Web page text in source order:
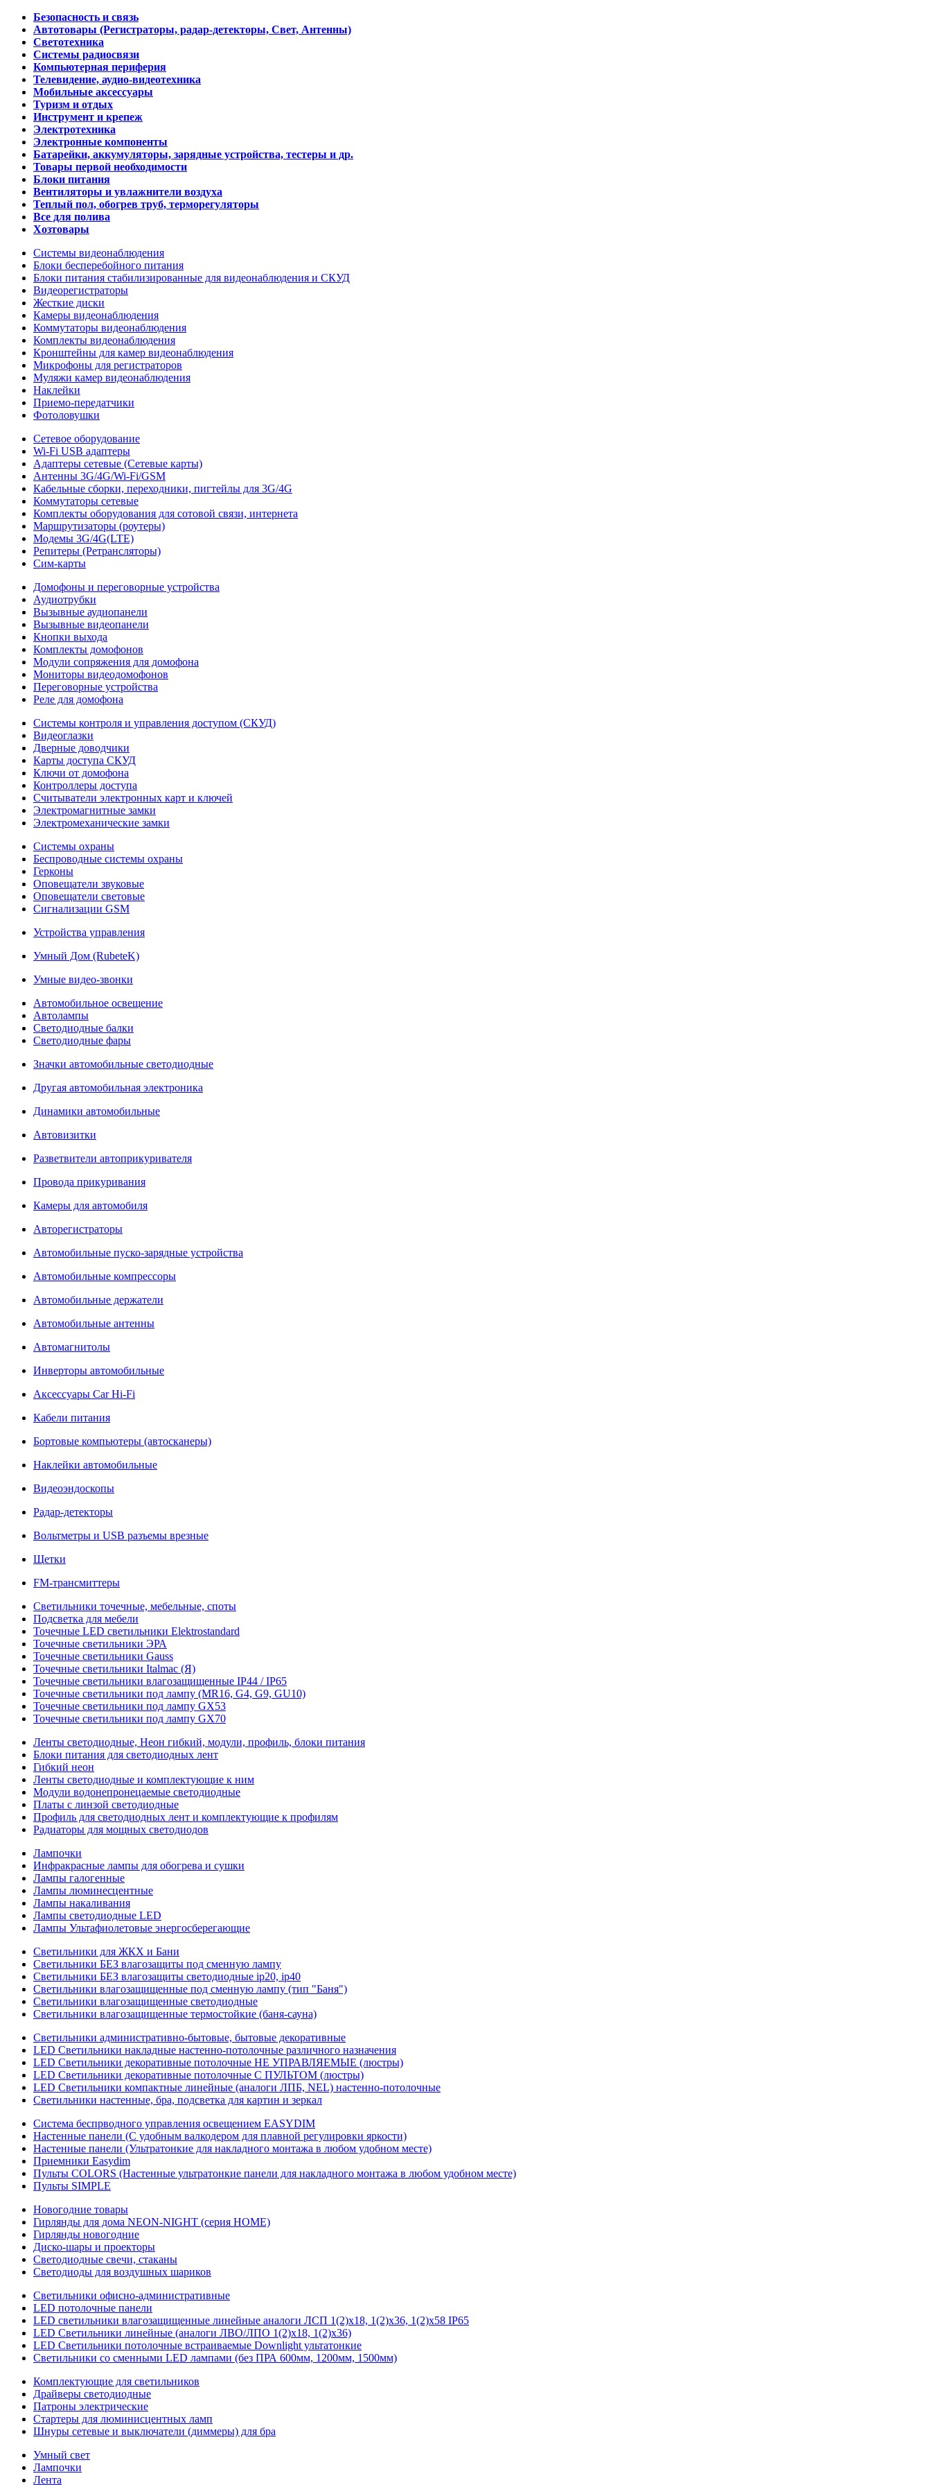
Безопасность и связь
Автотовары (Регистраторы, радар-детекторы, Свет, Антенны)
Светотехника
Системы радиосвязи
Компьютерная периферия
Телевидение, аудио-видеотехника
Мобильные аксессуары
Туризм и отдых
Инструмент и крепеж
Электротехника
Электронные компоненты
Батарейки, аккумуляторы, зарядные устройства, тестеры и др.
Товары первой необходимости
Блоки питания
Вентиляторы и увлажнители воздуха
Теплый пол, обогрев труб, терморегуляторы
Все для полива
Хозтовары
Системы видеонаблюдения
Блоки бесперебойного питания
Блоки питания стабилизированные для видеонаблюдения и СКУД
Видеорегистраторы
Жесткие диски
Камеры видеонаблюдения
Коммутаторы видеонаблюдения
Комплекты видеонаблюдения
Кронштейны для камер видеонаблюдения
Микрофоны для регистраторов
Муляжи камер видеонаблюдения
Наклейки
Приемо-передатчики
Фотоловушки
Сетевое оборудование
Wi-Fi USB адаптеры
Адаптеры сетевые (Сетевые карты)
Антенны 3G/4G/Wi-Fi/GSM
Кабельные сборки, переходники, пигтейлы для 3G/4G
Коммутаторы сетевые
Комплекты оборудования для сотовой связи, интернета
Маршрутизаторы (роутеры)
Модемы 3G/4G(LTE)
Репитеры (Ретрансляторы)
Сим-карты
Домофоны и переговорные устройства
Аудиотрубки
Вызывные аудиопанели
Вызывные видеопанели
Кнопки выхода
Комплекты домофонов
Модули сопряжения для домофона
Мониторы видеодомофонов
Переговорные устройства
Реле для домофона
Системы контроля и управления доступом (СКУД)
Видеоглазки
Дверные доводчики
Карты доступа СКУД
Ключи от домофона
Контроллеры доступа
Считыватели электронных карт и ключей
Электромагнитные замки
Электромеханические замки
Системы охраны
Беспроводные системы охраны
Герконы
Оповещатели звуковые
Оповещатели световые
Сигнализации GSM
Устройства управления
Умный Дом (RubeteK)
Умные видео-звонки
Автомобильное освещение
Автолампы
Светодиодные балки
Светодиодные фары
Значки автомобильные светодиодные
Другая автомобильная электроника
Динамики автомобильные
Автовизитки
Разветвители автоприкуривателя
Провода прикуривания
Камеры для автомобиля
Авторегистраторы
Автомобильные пуско-зарядные устройства
Автомобильные компрессоры
Автомобильные держатели
Автомобильные антенны
Автомагнитолы
Инверторы автомобильные
Аксессуары Car Hi-Fi
Кабели питания
Бортовые компьютеры (автосканеры)
Наклейки автомобильные
Видеоэндоскопы
Радар-детекторы
Вольтметры и USB разъемы врезные
Щетки
FM-трансмиттеры
Светильники точечные, мебельные, споты
Подсветка для мебели
Точечные LED светильники Elektrostandard
Точечные светильники ЭРА
Точечные светильники Gauss
Точечные светильники Italmac (Я)
Точечные светильники влагозащищенные IP44 / IP65
Точечные светильники под лампу (MR16, G4, G9, GU10)
Точечные светильники под лампу GX53
Точечные светильники под лампу GX70
Ленты светодиодные, Неон гибкий, модули, профиль, блоки питания
Блоки питания для светодиодных лент
Гибкий неон
Ленты светодиодные и комплектующие к ним
Модули водонепронецаемые светодиодные
Платы с линзой светодиодные
Профиль для светодиодных лент и комплектующие к профилям
Радиаторы для мощных светодиодов
Лампочки
Инфракрасные лампы для обогрева и сушки
Лампы галогенные
Лампы люминесцентные
Лампы накаливания
Лампы светодиодные LED
Лампы Ультафиолетовые энергосберегающие
Светильники для ЖКХ и Бани
Светильники БЕЗ влагозащиты под сменную лампу
Светильники БЕЗ влагозащиты светодиодные ip20, ip40
Светильники влагозащищенные под сменную лампу (тип "Баня")
Светильники влагозащищенные светодиодные
Светильники влагозащищенные термостойкие (баня-сауна)
Светильники административно-бытовые, бытовые декоративные
LED Cветильники накладные настенно-потолочные различного назначения
LED Светильники декоративные потолочные НЕ УПРАВЛЯЕМЫЕ (люстры)
LED Светильники декоративные потолочные С ПУЛЬТОМ (люстры)
LED Светильники компактные линейные (аналоги ЛПБ, NEL) настенно-потолочные
Светильники настенные, бра, подсветка для картин и зеркал
Система беспрводного управления освещением EASYDIM
Настенные панели (С удобным валкодером для плавной регулировки яркости)
Настенные панели (Ультратонкие для накладного монтажа в любом удобном месте)
Приемники Easydim
Пульты COLORS (Настенные ультратонкие панели для накладного монтажа в любом удобном месте)
Пульты SIMPLE
Новогодние товары
Гирлянды для дома NEON-NIGHT (серия HOME)
Гирлянды новогодние
Диско-шары и проекторы
Светодиодные свечи, стаканы
Светодиоды для воздушных шариков
Светильники офисно-административные
LED потолочные панели
LED светильники влагозащищенные линейные аналоги ЛСП 1(2)х18, 1(2)х36, 1(2)х58 IP65
LED Светильники линейные (аналоги ЛВО/ЛПО 1(2)х18, 1(2)х36)
LED Светильники потолочные встраиваемые Downlight ультатонкие
Светильники со сменными LED лампами (без ПРА 600мм, 1200мм, 1500мм)
Комплектующие для светильников
Драйверы светодиодные
Патроны электрические
Стартеры для люминисцентных ламп
Шнуры сетевые и выключатели (диммеры) для бра
Умный свет
Лампочки
Лента